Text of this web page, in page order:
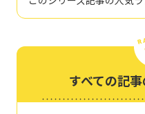
すべての記